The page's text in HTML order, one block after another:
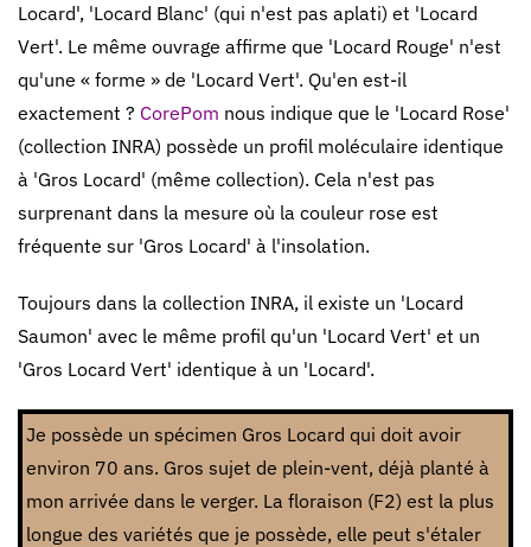
Locard', 'Locard Blanc' (qui n'est pas aplati) et 'Locard
Vert'. Le même ouvrage affirme que 'Locard Rouge' n'est
qu'une « forme » de 'Locard Vert'. Qu'en est-il
exactement ? CorePom nous indique que le 'Locard Rose'
(collection INRA) possède un profil moléculaire identique
à 'Gros Locard' (même collection). Cela n'est pas
surprenant dans la mesure où la couleur rose est
fréquente sur 'Gros Locard' à l'insolation.
Toujours dans la collection INRA, il existe un 'Locard
Saumon' avec le même profil qu'un 'Locard Vert' et un
'Gros Locard Vert' identique à un 'Locard'.
Je possède un spécimen Gros Locard qui doit avoir
environ 70 ans. Gros sujet de plein-vent, déjà planté à
mon arrivée dans le verger. La floraison (F2) est la plus
longue des variétés que je possède, elle peut s'étaler